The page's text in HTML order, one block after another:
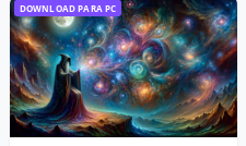
DOWNLOAD PARA PC